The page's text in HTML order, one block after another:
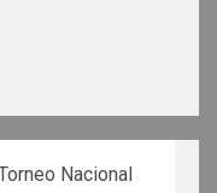
Nacional